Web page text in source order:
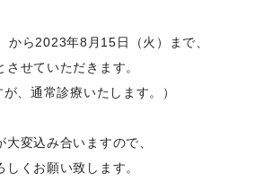
から2023年8月15日（火）まで、
せていただきます。
、通常診療いたします。）
変込み合いますので、
くお願い致します。